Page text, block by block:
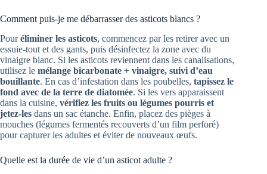
Comment puis-je me débarrasser des asticots blancs ?
Pouréliminer les asticots, commencez par les retirer avec un
essuie-tout et des gants, puis désinfectez la zone avec du
vinaigre blanc. Si les asticots reviennent dans les canalisations,
utilisez le mélange bicarbonate + vinaigre, suivi d’eau
bouillante. En cas d’infestation dans les poubelles, tapissez le
fond avec de la terre de diatomée. Si les vers apparaissent
dans la cuisine, vérifiez les fruits ou légumes pourris et
jetez-les dans un sac étanche. Enfin, placez des pièges à
mouches (légumes fermentés recouverts d’un film perforé)
pour capturer les adultes et éviter de nouveaux œufs.
Quelle est la durée de vie d’un asticot adulte ?